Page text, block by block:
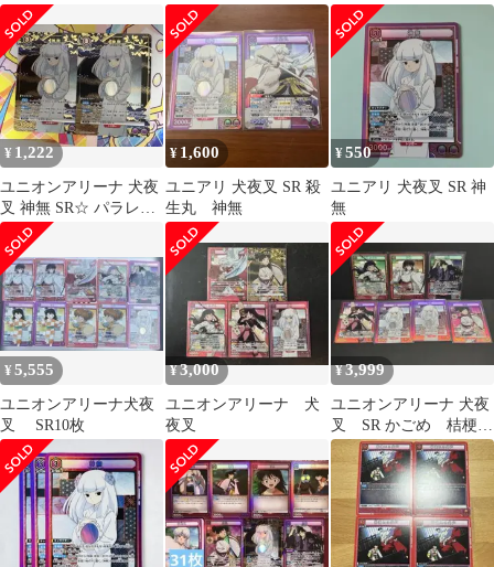
ル
宝 鋼牙
ユリオンアリーナ
¥ 1,222
ユニオンアリーナ 犬夜
叉 神無 SR☆ パラレル
2枚
¥ 1,600
ユニアリ 犬夜叉 SR 殺
生丸 神無
¥550
ユニアリ 犬夜叉 SR 神
無
¥5,555
ユニオンアリーナ犬夜
叉 SR10枚
¥3,000
ユニオンアリーナ 犬
夜叉
¥3,999
ユニオンアリーナ 犬夜
叉 SR かごめ 桔梗
奈落 珊瑚 神無 神
楽